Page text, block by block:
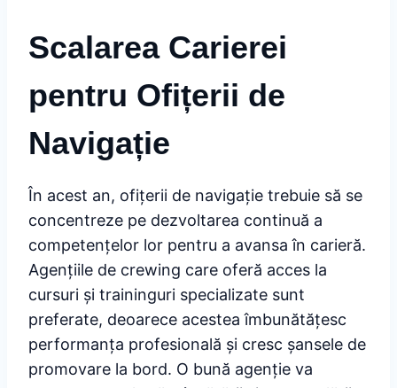
Scalarea Carierei
pentru Ofițerii de
Navigație
În acest an, ofițerii de navigație trebuie să se
concentreze pe dezvoltarea continuă a
competențelor lor pentru a avansa în carieră.
Agențiile de crewing care oferă acces la
cursuri și traininguri specializate sunt
preferate, deoarece acestea îmbunătățesc
performanța profesională și cresc șansele de
promovare la bord. O bună agenție va